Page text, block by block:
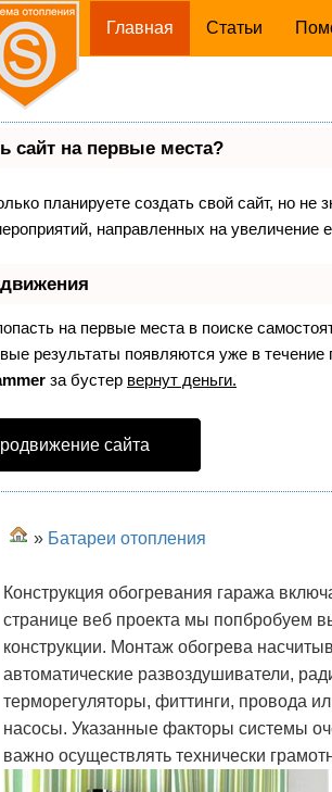
Главная (current)
Статьи
сайт на первые места?
планируете создать свой сайт, но не
направленных на увеличение
на первые места в поиске
результаты появляются уже в
за бустер вернут деньги.
сайта
» Батареи отопления
Конструкция обогревания гаража
странице веб проекта мы попбробуем
конструкции. Монтаж обогрева
автоматические развоздушиватели,
терморегуляторы, фиттинги, провода
насосы. Указанные факторы системы
важно осуществлять технически